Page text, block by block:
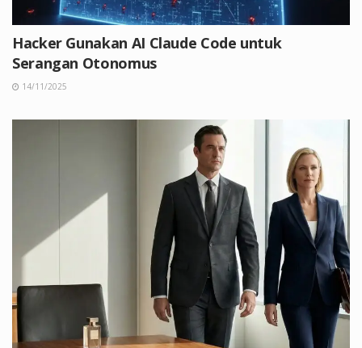
Hacker Gunakan AI Claude Code untuk
Serangan Otonomus
14/11/2025